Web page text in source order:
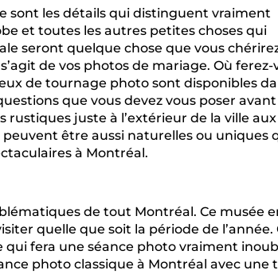
sont les détails qui distinguent vraiment
et toutes les autres petites choses qui
seront quelque chose que vous
de vos photos de mariage. Où ferez-
de tournage photo sont disponibles
que vous devez vous poser
juste à l’extérieur de la ville aux
être aussi naturelles ou uniques
à Montréal.
de tout Montréal. Ce musée
quelle que soit la période de l’année.
qui fera une séance photo vraiment
photo classique à Montréal avec une